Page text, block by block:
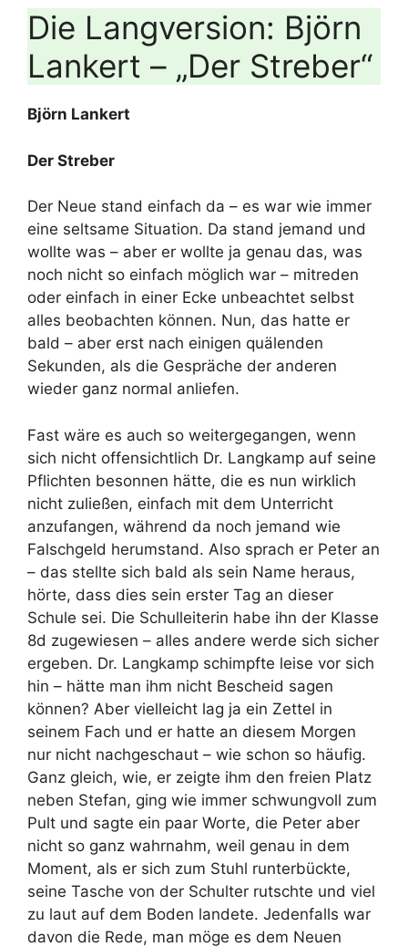
Die Langversion: Björn
Lankert – „Der Streber“
Björn Lankert
Der Streber
Der Neue stand einfach da – es war wie immer
eine seltsame Situation. Da stand jemand und
wollte was – aber er wollte ja genau das, was
noch nicht so einfach möglich war – mitreden
oder einfach in einer Ecke unbeachtet selbst
alles beobachten können. Nun, das hatte er
bald – aber erst nach einigen quälenden
Sekunden, als die Gespräche der anderen
wieder ganz normal anliefen.
Fast wäre es auch so weitergegangen, wenn
sich nicht offensichtlich Dr. Langkamp auf seine
Pflichten besonnen hätte, die es nun wirklich
nicht zuließen, einfach mit dem Unterricht
anzufangen, während da noch jemand wie
Falschgeld herumstand. Also sprach er Peter an
– das stellte sich bald als sein Name heraus,
hörte, dass dies sein erster Tag an dieser
Schule sei. Die Schulleiterin habe ihn der Klasse
8d zugewiesen – alles andere werde sich sicher
ergeben. Dr. Langkamp schimpfte leise vor sich
hin – hätte man ihm nicht Bescheid sagen
können? Aber vielleicht lag ja ein Zettel in
seinem Fach und er hatte an diesem Morgen
nur nicht nachgeschaut – wie schon so häufig.
Ganz gleich, wie, er zeigte ihm den freien Platz
neben Stefan, ging wie immer schwungvoll zum
Pult und sagte ein paar Worte, die Peter aber
nicht so ganz wahrnahm, weil genau in dem
Moment, als er sich zum Stuhl runterbückte,
seine Tasche von der Schulter rutschte und viel
zu laut auf dem Boden landete. Jedenfalls war
davon die Rede, man möge es dem Neuen